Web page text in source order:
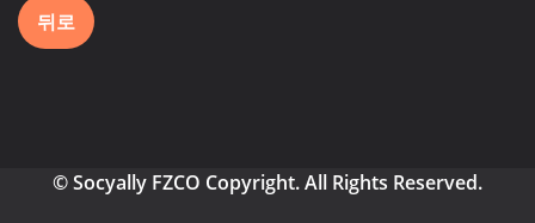
뒤로
© Socyally FZCO Copyright. All Rights Reserved.